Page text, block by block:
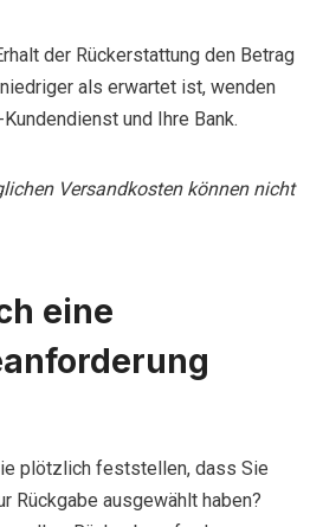
der Rückerstattung den Betrag
als erwartet ist, wenden
und Ihre Bank.
Versandkosten können nicht
eine
plötzlich feststellen, dass Sie
Rückgabe ausgewählt haben?